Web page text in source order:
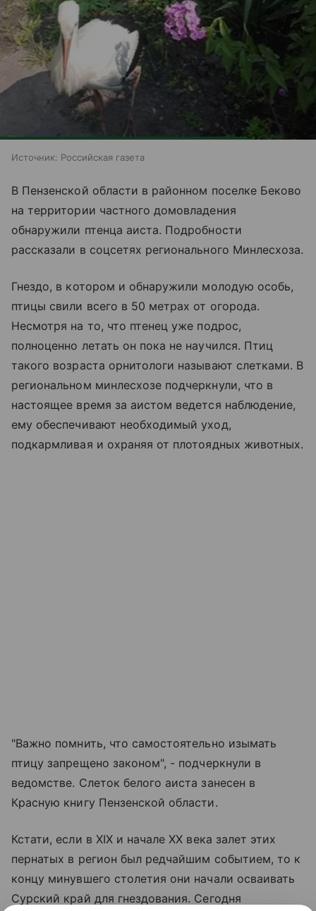
Источник: Российская газета
В Пензенской области в районном поселке Беково
на территории частного домовладения
обнаружили птенца аиста. Подробности
рассказали в соцсетях регионального Минлесхоза.
Гнездо, в котором и обнаружили молодую особь,
птицы свили всего в 50 метрах от огорода.
Несмотря на то, что птенец уже подрос,
полноценно летать он пока не научился. Птиц
такого возраста орнитологи называют слетками. В
региональном минлесхозе подчеркнули, что в
настоящее время за аистом ведется наблюдение,
ему обеспечивают необходимый уход,
подкармливая и охраняя от плотоядных животных.
"Важно помнить, что самостоятельно изымать
птицу запрещено законом", - подчеркнули в
ведомстве. Cлеток белого аиста занесен в
Красную книгу Пензенской области.
Кстати, если в XIX и начале XX века залет этих
пернатых в регион был редчайшим событием, то к
концу минувшего столетия они начали осваивать
Сурский край для гнездования. Сегодня